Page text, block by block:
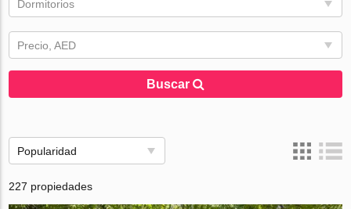
Dormitorios
Precio, AED
Buscar
Popularidad
227 propiedades